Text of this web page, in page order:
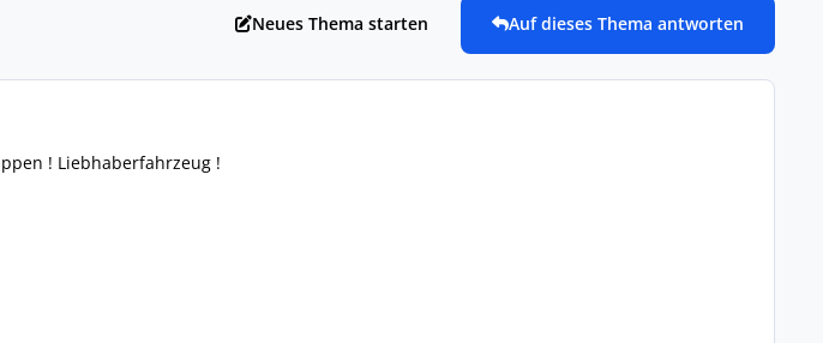
Neues Thema starten Auf dieses Thema antworten
! Liebhaberfahrzeug !